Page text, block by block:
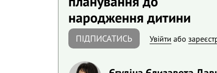
народження дитини
ПІДПИСАТИСЬ Увійти або